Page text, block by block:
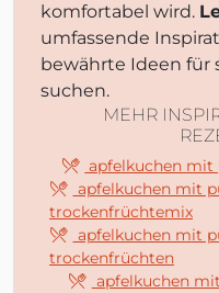
komfortabel wird.
umfassende
bewährte Ideen für
suchen.
MEHR
apfelkuchen mit
apfelkuchen mit
trockenfrüchtemix
apfelkuchen mit
trockenfrüchten
apfelkuchen